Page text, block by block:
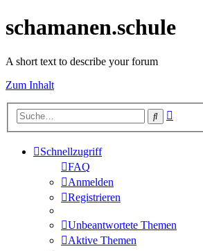
schamanen.schule
A short text to describe your forum
Zum Inhalt
Suche
Schnellzugriff
FAQ
Anmelden
Registrieren
Unbeantwortete Themen
Aktive Themen